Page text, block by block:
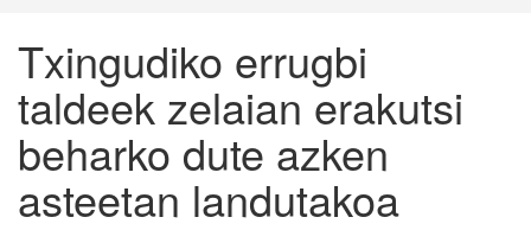
Txingudiko errugbi
taldeek zelaian erakutsi
beharko dute azken
asteetan landutakoa